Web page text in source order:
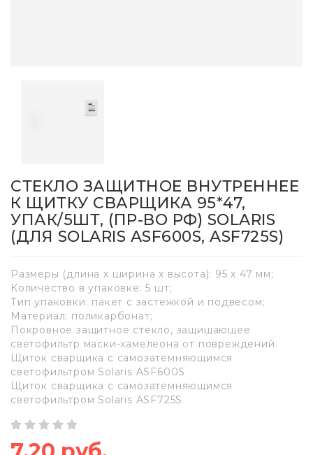
СТЕКЛО ЗАЩИТНОЕ ВНУТРЕННЕЕ
К ЩИТКУ СВАРЩИКА 95*47,
УПАК/5ШТ, (ПР-ВО РФ) SOLARIS
(ДЛЯ SOLARIS ASF600S, ASF725S)
Размеры (длина x ширина x высота): 95 x 47 мм;
Количество в упаковке: 5 шт;
Тип упаковки: пакет с застежкой и подвесом;
Материал: поликарбонат;
Покровное защитное стекло, защищающее
светофильтр маски-хамелеона от повреждений.
Щиток сварщика с самозатемняющимся
светофильтром Solaris ASF600S
Щиток сварщика с самозатемняющимся
светофильтром Solaris ASF725S